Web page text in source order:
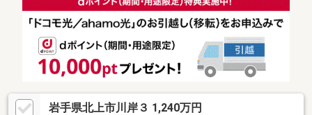
ー「ザ・ビックエクスプレス仙台駅東店」徒歩3分(約200m)・鉄
砲町和光公園 徒歩3分(約180m)・仙台市立榴岡小学校 徒歩7分(約
物件の詳細・ご相談はお気軽にお問い合わせください。
岩手県北上市川岸３ 1,240万円